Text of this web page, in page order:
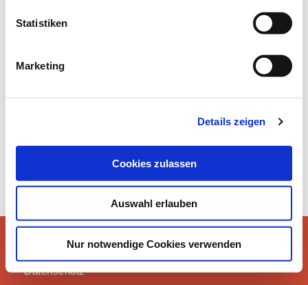
Statistiken
Marketing
Details zeigen
Cookies zulassen
Auswahl erlauben
Nur notwendige Cookies verwenden
©2021 erLESEN
Instagram
Datenschutz